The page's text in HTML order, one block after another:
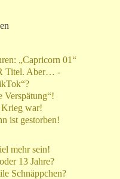
„Capricorn 01“
Titel. Aber… -
Verspätung“!
war!
ist gestorben!
mehr sein!
13 Jahre?
Schnäppchen?